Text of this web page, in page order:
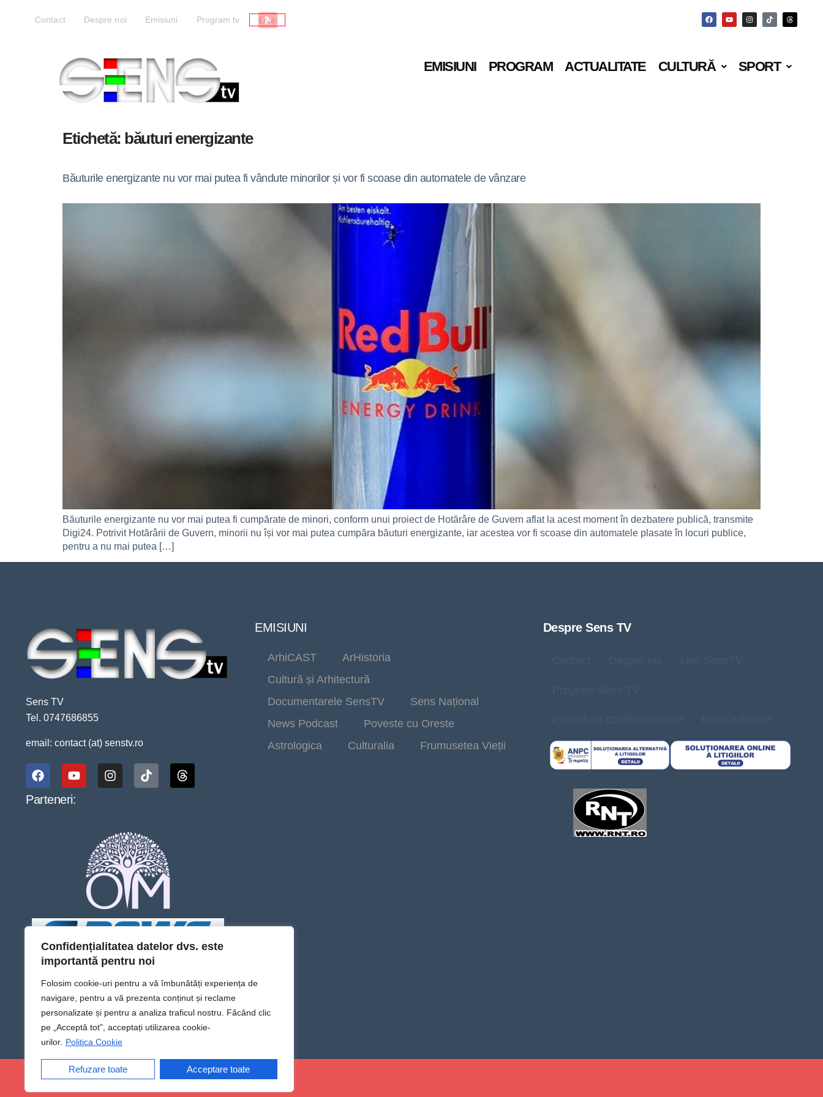
Confidențialitatea datelor dvs. este
importantă pentru noi
Folosim cookie-uri pentru a vă îmbunătăți experiența de
navigare, pentru a vă prezenta conținut și reclame
personalizate și pentru a analiza traficul nostru. Făcând clic
pe „Acceptă tot”, acceptați utilizarea cookie-
urilor. Politica Cookie
Refuzare toate Acceptare toate
Contact Despre noi Emisiuni Program tv Live
EMISIUNI PROGRAM ACTUALITATE CULTURĂ SPORT
Etichetă: băuturi energizante
Băuturile energizante nu vor mai putea fi vândute minorilor și vor fi scoase din automatele de vânzare
Băuturile energizante nu vor mai putea fi cumpărate de minori, conform unui proiect de Hotărâre de Guvern aflat la acest moment în dezbatere publică, transmite
Digi24. Potrivit Hotărârii de Guvern, minorii nu își vor mai putea cumpăra băuturi energizante, iar acestea vor fi scoase din automatele plasate în locuri publice,
pentru a nu mai putea […]
Sens TV
Tel. 0747686855
email: contact (at) senstv.ro
Parteneri:
EMISIUNI
ArhiCAST
ArHistoria
Cultură și Arhitectură
Documentarele SensTV
Sens Național
News Podcast
Poveste cu Oreste
Astrologica
Culturalia Frumusetea Vieții
Despre Sens TV
@Sens TV | Dă sens omului din tine!